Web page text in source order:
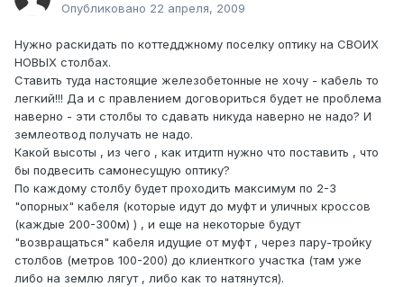
Опубликовано 22 апреля, 2009
Нужно раскидать по коттедджному поселку оптику на СВОИХ
НОВЫХ столбах.
Ставить туда настоящие железобетонные не хочу - кабель то
легкий!!! Да и с правлением договориться будет не проблема
наверно - эти столбы то сдавать никуда наверно не надо? И
землеотвод получать не надо.
Какой высоты , из чего , как итдитп нужно что поставить , что
бы подвесить самонесущую оптику?
По каждому столбу будет проходить максимум по 2-3
"опорных" кабеля (которые идут до муфт и уличных кроссов
(каждые 200-300м) ) , и еще на некоторые будут
"возвращаться" кабеля идущие от муфт , через пару-тройку
столбов (метров 100-200) до клиенткого участка (там уже
либо на землю лягут , либо как то натянутся).